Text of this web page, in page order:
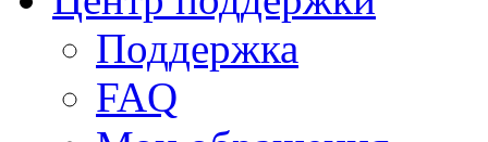
Поддержка
FAQ